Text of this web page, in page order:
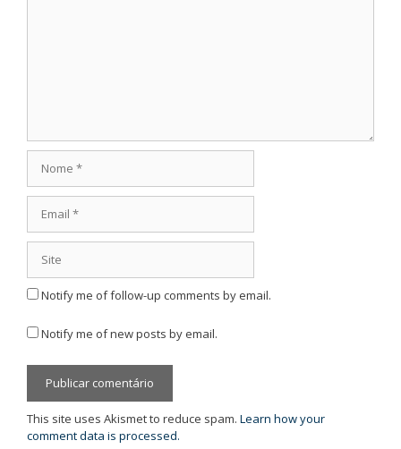
Notify me of follow-up comments by email.
Notify me of new posts by email.
This site uses Akismet to reduce spam. Learn how your
comment data is processed.